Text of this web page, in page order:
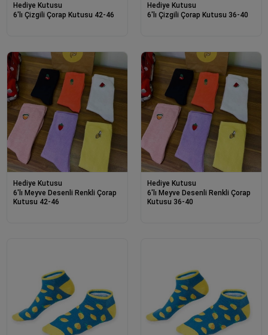
Hediye Kutusu
6'lı Çizgili Çorap Kutusu 42-46
Hediye Kutusu
6'lı Çizgili Çorap Kutusu 36-40
Hediye Kutusu
6'lı Meyve Desenli Renkli Çorap
Kutusu 42-46
Hediye Kutusu
6'lı Meyve Desenli Renkli Çorap
Kutusu 36-40